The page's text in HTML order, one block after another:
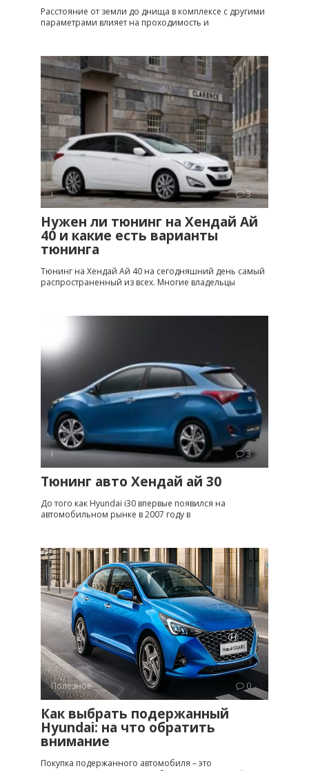
Расстояние от земли до днища в комплексе с другими
параметрами влияет на проходимость и
i 3
Нужен ли тюнинг на Хендай Ай
40 и какие есть варианты
тюнинга
Тюнинг на Хендай Ай 40 на сегодняшний день самый
распространенный из всех. Многие владельцы
i 3
Тюнинг авто Хендай ай 30
До того как Hyundai i30 впервые появился на
автомобильном рынке в 2007 году в
Полезное 0
Как выбрать подержанный
Hyundai: на что обратить
внимание
Покупка подержанного автомобиля – это